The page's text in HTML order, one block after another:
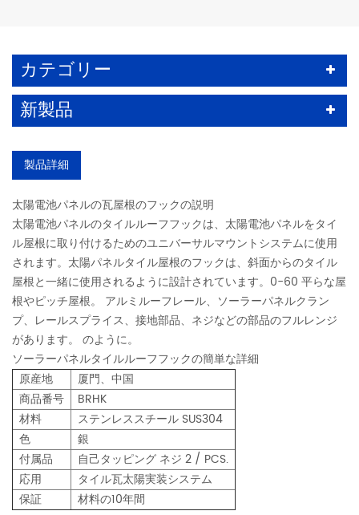
カテゴリー
新製品
製品詳細
太陽電池パネルの瓦屋根のフックの説明
太陽電池パネルのタイルルーフフックは、太陽電池パネルをタイ
ル屋根に取り付けるためのユニバーサルマウントシステムに使用
されます。太陽パネルタイル屋根のフックは、斜面からのタイル
屋根と一緒に使用されるように設計されています。0-60 平らな屋
根やピッチ屋根。 アルミルーフレール、ソーラーパネルクラン
プ、レールスプライス、接地部品、ネジなどの部品のフルレンジ
があります。 のように。
ソーラーパネルタイルルーフフックの簡単な詳細
原産地
厦門、中国
商品番号
BRHK
材料
ステンレススチール SUS304
色
銀
付属品
自己タッピング ネジ 2 / PCS.
応用
タイル瓦太陽実装システム
保証
材料の10年間